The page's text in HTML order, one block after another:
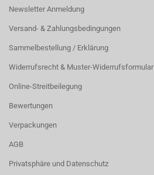
Newsletter Anmeldung
Versand- & Zahlungsbedingungen
Sammelbestellung / Erklärung
Widerrufsrecht & Muster-Widerrufsformular
Online-Streitbeilegung
Bewertungen
Verpackungen
AGB
Privatsphäre und Datenschutz